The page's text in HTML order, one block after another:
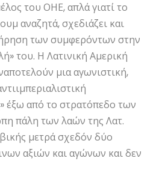
του ΟΗΕ, απλά γιατί το
αναζητά, σχεδιάζει και
των συμφερόντων στην
του. Η Λατινική Αμερική
μια αγωνιστική,
έξω από το στρατόπεδο των
πάλη των λαών της Λατ.
μετρά σχεδόν δύο
αξιών και αγώνων και δεν